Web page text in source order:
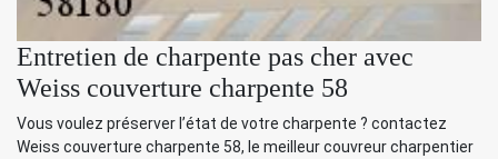
Entretien de charpente pas cher avec
Weiss couverture charpente 58
Vous voulez préserver l’état de votre charpente ? contactez
Weiss couverture charpente 58, le meilleur couvreur charpentier